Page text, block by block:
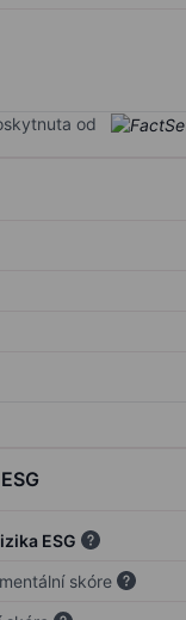
od
ESG
skóre